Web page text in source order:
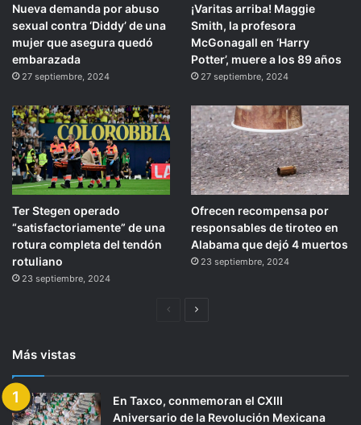
Nueva demanda por abuso
sexual contra ‘Diddy’ de una
mujer que asegura quedó
embarazada
27 septiembre, 2024
¡Varitas arriba! Maggie
Smith, la profesora
McGonagall en ‘Harry
Potter’, muere a los 89 años
27 septiembre, 2024
Ter Stegen operado
“satisfactoriamente” de una
rotura completa del tendón
rotuliano
23 septiembre, 2024
Ofrecen recompensa por
responsables de tiroteo en
Alabama que dejó 4 muertos
23 septiembre, 2024
PáginaSiguiente
Más vistas
En Taxco, conmemoran el CXIII
Aniversario de la Revolución Mexicana